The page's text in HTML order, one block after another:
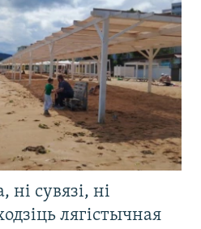
ні сувязі, ні
лягістычная